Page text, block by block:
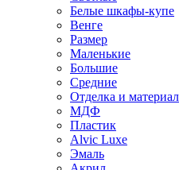
Белые шкафы-купе
Венге
Размер
Маленькие
Большие
Средние
Отделка и материал
МДФ
Пластик
Alvic Luxe
Эмаль